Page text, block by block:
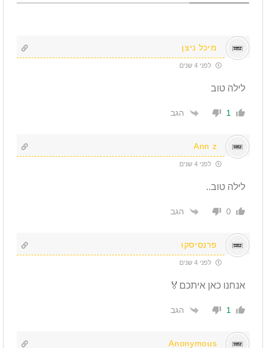
מיכל ניצן
לפני 4 שנים
לילה טוב
1 הגב
Ann z
לפני 4 שנים
לילה טוב..
0 הגב
פרנסיסקו
לפני 4 שנים
אנחנו כאן איתכם🏅
1 הגב
Anonymous